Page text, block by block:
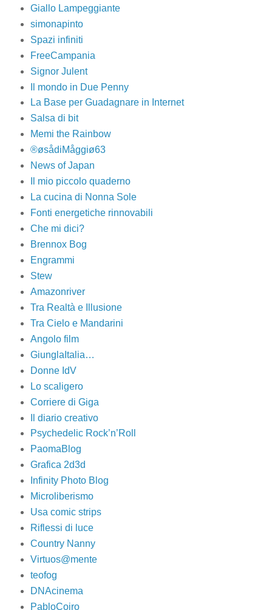
Giallo Lampeggiante
simonapinto
Spazi infiniti
FreeCampania
Signor Julent
Il mondo in Due Penny
La Base per Guadagnare in Internet
Salsa di bit
Memi the Rainbow
®øsådiMåggiø63
News of Japan
Il mio piccolo quaderno
La cucina di Nonna Sole
Fonti energetiche rinnovabili
Che mi dici?
Brennox Bog
Engrammi
Stew
Amazonriver
Tra Realtà e Illusione
Tra Cielo e Mandarini
Angolo film
GiunglaItalia…
Donne IdV
Lo scaligero
Corriere di Giga
Il diario creativo
Psychedelic Rock’n’Roll
PaomaBlog
Grafica 2d3d
Infinity Photo Blog
Microliberismo
Usa comic strips
Riflessi di luce
Country Nanny
Virtuos@mente
teofog
DNAcinema
PabloCoiro